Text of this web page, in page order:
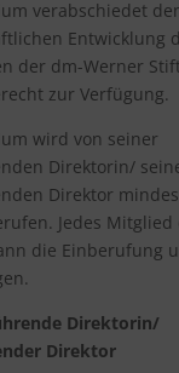
verabschiedet
Entwicklung
der dm-Werner
zur Verfügung.
wird von seiner
Direktorin/
Direktor
Jedes Mitglied
die Einberufung
Direktorin/
Direktor